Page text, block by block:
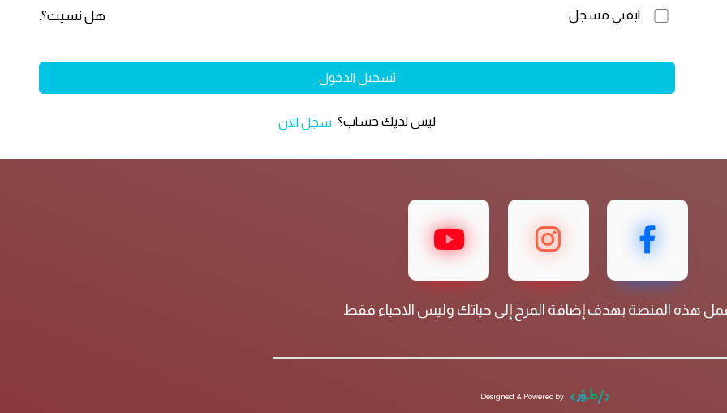
ابقني مسجل هل نسيت؟.
تسجيل الدخول
ليس لديك حساب؟ سجل الان
هذه المنصة بهدف إضافة المرح إلى حياتك وليس الاحياء فقط
Designed & Powered by